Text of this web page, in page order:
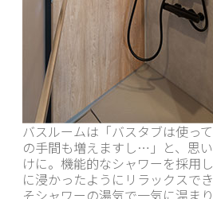
バスルームは「バスタブは使っ
の手間も増えますし…」と、思
けに。機能的なシャワーを採用
に浸かったようにリラックスで